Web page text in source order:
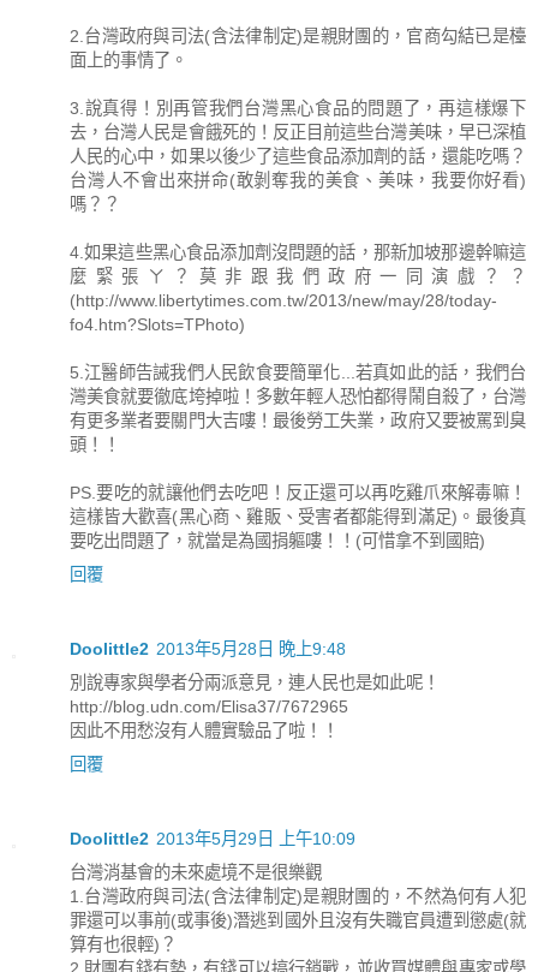
2.台灣政府與司法(含法律制定)是親財團的，官商勾結已是檯
面上的事情了。
3.說真得！別再管我們台灣黑心食品的問題了，再這樣爆下
去，台灣人民是會餓死的！反正目前這些台灣美味，早已深植
人民的心中，如果以後少了這些食品添加劑的話，還能吃嗎？
台灣人不會出來拼命(敢剝奪我的美食、美味，我要你好看)
嗎？？
4.如果這些黑心食品添加劑沒問題的話，那新加坡那邊幹嘛這
麼緊張ㄚ？莫非跟我們政府一同演戲？？
(http://www.libertytimes.com.tw/2013/new/may/28/today-
fo4.htm?Slots=TPhoto)
5.江醫師告誡我們人民飲食要簡單化...若真如此的話，我們台
灣美食就要徹底垮掉啦！多數年輕人恐怕都得鬧自殺了，台灣
有更多業者要關門大吉嘍！最後勞工失業，政府又要被罵到臭
頭！！
PS.要吃的就讓他們去吃吧！反正還可以再吃雞爪來解毒嘛！
這樣皆大歡喜(黑心商、雞販、受害者都能得到滿足)。最後真
要吃出問題了，就當是為國捐軀嘍！！(可惜拿不到國賠)
回覆
Doolittle2 2013年5月28日 晚上9:48
別說專家與學者分兩派意見，連人民也是如此呢！
http://blog.udn.com/Elisa37/7672965
因此不用愁沒有人體實驗品了啦！！
回覆
Doolittle2 2013年5月29日 上午10:09
台灣消基會的未來處境不是很樂觀
1.台灣政府與司法(含法律制定)是親財團的，不然為何有人犯
罪還可以事前(或事後)潛逃到國外且沒有失職官員遭到懲處(就
算有也很輕)？